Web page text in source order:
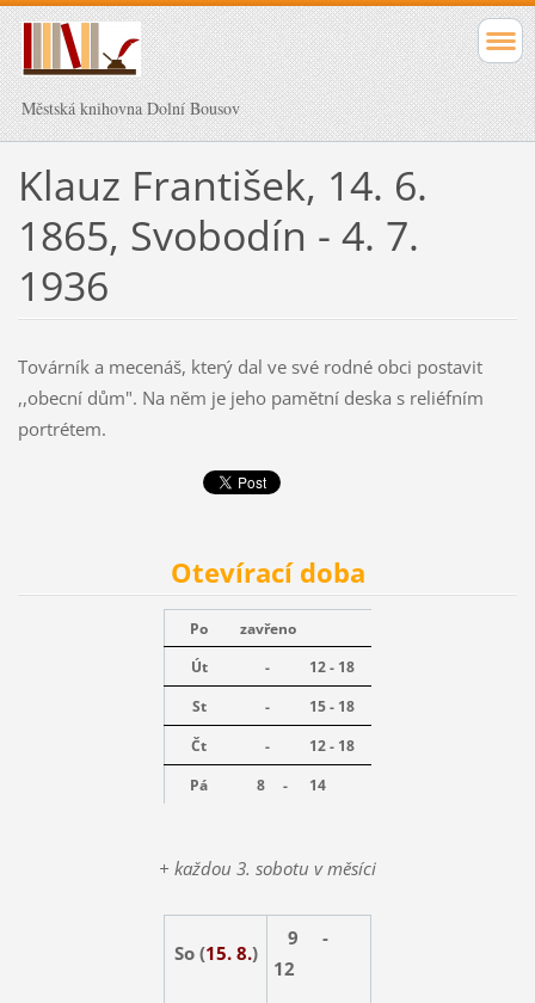
Městská knihovna Dolní Bousov
Klauz František, 14. 6.
1865, Svobodín - 4. 7.
1936
Továrník a mecenáš, který dal ve své rodné obci postavit
,,obecní dům". Na něm je jeho pamětní deska s reliéfním
portrétem.
Otevírací doba
Po
zavřeno
Út
-
12 - 18
St
-
15 - 18
Čt
-
12 - 18
Pá
8 - 14
+ každou 3. sobotu v měsíci
So (15. 8.)
9 -
12